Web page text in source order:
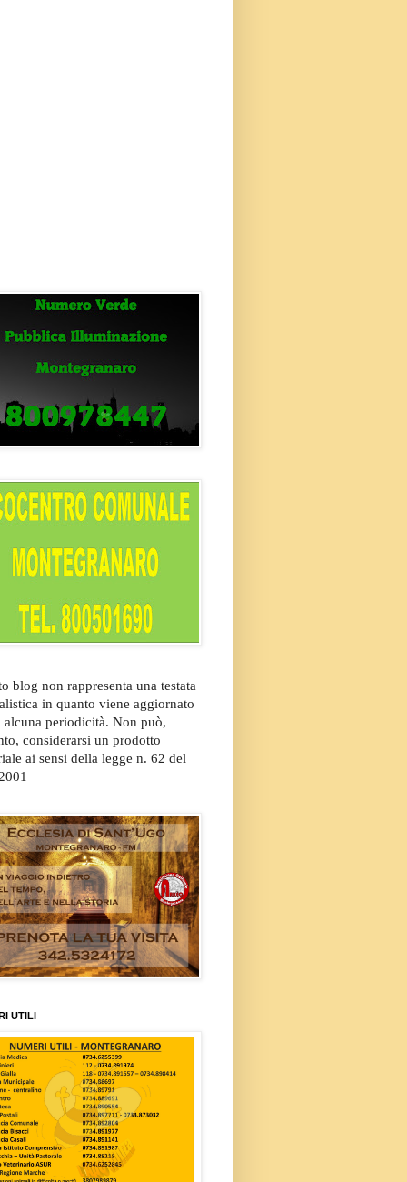
blog non rappresenta una testata
in quanto viene aggiornato
alcuna periodicità. Non può,
considerarsi un prodotto
ai sensi della legge n. 62 del
UTILI